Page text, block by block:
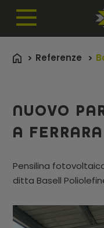
Referenze
NUOVO
A FERRARA
Pensilina
ditta Basell